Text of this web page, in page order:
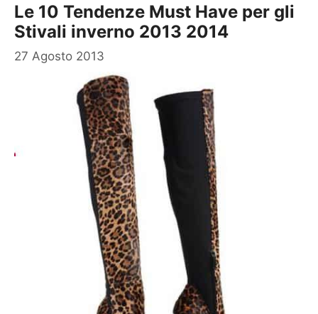
Le 10 Tendenze Must Have per gli
Stivali inverno 2013 2014
27 Agosto 2013